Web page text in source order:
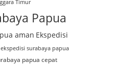
Timur
Papua
aman Ekspedisi
ekspedisi surabaya papua
papua cepat